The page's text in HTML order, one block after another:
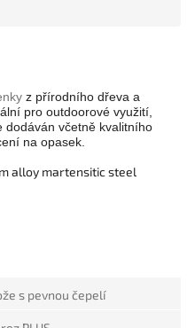
z přírodního dřeva a
pro outdoorové využití,
dodáván včetně kvalitního
na opasek.
alloy martensitic steel
s pevnou čepelí